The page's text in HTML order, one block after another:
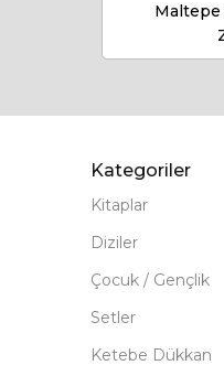
Maltepe
Kategoriler
Kitaplar
Diziler
Çocuk / Gençlik
Setler
Ketebe Dükkan